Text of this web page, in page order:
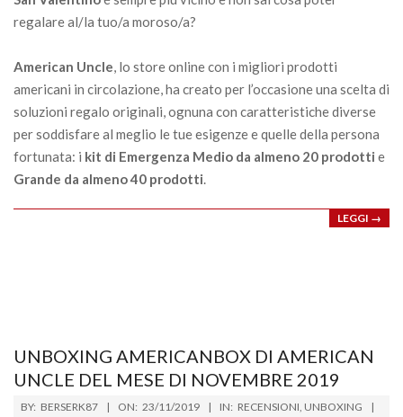
regalare al/la tuo/a moroso/a?
American Uncle, lo store online con i migliori prodotti
americani in circolazione, ha creato per l’occasione una scelta di
soluzioni regalo originali, ognuna con caratteristiche diverse
per soddisfare al meglio le tue esigenze e quelle della persona
fortunata: i kit di Emergenza Medio da almeno 20 prodotti e
Grande da almeno 40 prodotti.
LEGGI →
UNBOXING AMERICANBOX DI AMERICAN
UNCLE DEL MESE DI NOVEMBRE 2019
2019-
BY: BERSERK87 ON: 23/11/2019 IN: RECENSIONI UNBOXING